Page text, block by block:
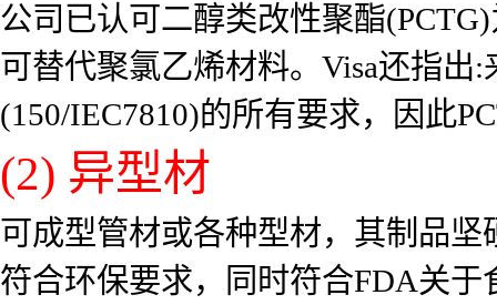
公司已认可二醇类改性聚酯
可替代聚氯乙烯材料。Visa还指出
(150/IEC7810)的所有要求，因此
(2) 异型材
可成型管材或各种型材，其制品
符合环保要求，同时符合FDA关